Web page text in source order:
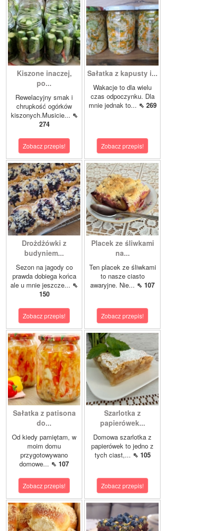
Kiszone inaczej,
po...
Rewelacyjny smak i
chrupkość ogórków
kiszonych.Musicie... ⇖
274
Zobacz przepis!
Sałatka z kapusty i...
Wakacje to dla wielu
czas odpoczynku. Dla
mnie jednak to... ⇖ 269
Zobacz przepis!
Drożdżówki z
budyniem...
Sezon na jagody co
prawda dobiega końca
ale u mnie jeszcze... ⇖
150
Zobacz przepis!
Placek ze śliwkami
na...
Ten placek ze śliwkami
to nasze ciasto
awaryjne. Nie... ⇖ 107
Zobacz przepis!
Sałatka z patisona
do...
Od kiedy pamiętam, w
moim domu
przygotowywano
domowe... ⇖ 107
Zobacz przepis!
Szarlotka z
papierówek...
Domowa szarlotka z
papierówek to jedno z
tych ciast,... ⇖ 105
Zobacz przepis!